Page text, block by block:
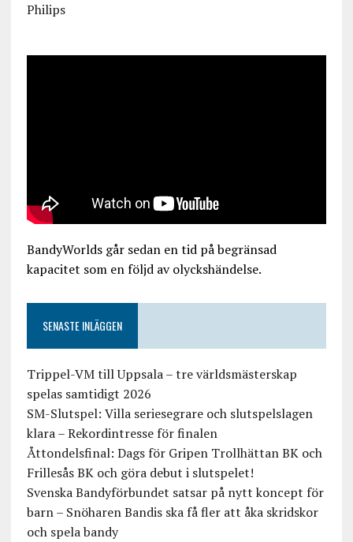
Philips
BandyWorlds går sedan en tid på begränsad
kapacitet som en följd av olyckshändelse.
SENASTE INLÄGGEN
Trippel-VM till Uppsala – tre världsmästerskap
spelas samtidigt 2026
SM-Slutspel: Villa seriesegrare och slutspelslagen
klara – Rekordintresse för finalen
Åttondelsfinal: Dags för Gripen Trollhättan BK och
Frillesås BK och göra debut i slutspelet!
Svenska Bandyförbundet satsar på nytt koncept för
barn – Snöharen Bandis ska få fler att åka skridskor
och spela bandy